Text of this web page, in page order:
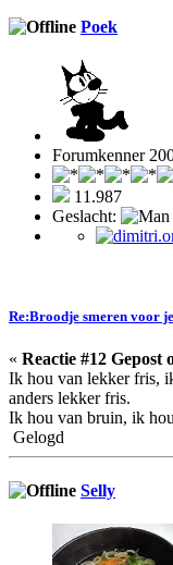
Poek
Forumkenner
11.987
Geslacht:
Re:Broodje smeren voor
« Reactie #12 Gepost
Ik hou van lekker fris,
anders lekker fris.
Ik hou van bruin, ik
Gelogd
Selly